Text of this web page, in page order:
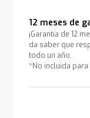
12 meses de
¡Garantía de 12
da saber que
todo un año.
*No incluida